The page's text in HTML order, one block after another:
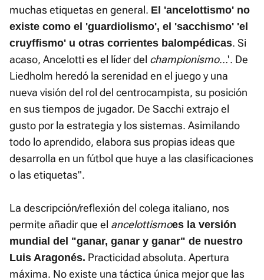
muchas etiquetas en general. El 'ancelottismo' no
existe como el 'guardiolismo', el 'sacchismo' 'el
cruyffismo' u otras corrientes balompédicas. Si
acaso, Ancelotti es el líder del championismo…'. De
Liedholm heredó la serenidad en el juego y una
nueva visión del rol del centrocampista, su posición
en sus tiempos de jugador. De Sacchi extrajo el
gusto por la estrategia y los sistemas. Asimilando
todo lo aprendido, elabora sus propias ideas que
desarrolla en un fútbol que huye a las clasificaciones
o las etiquetas".
La descripción/reflexión del colega italiano, nos
permite añadir que el ancelottismoes la versión
mundial del "ganar, ganar y ganar" de nuestro
Luis Aragonés. Practicidad absoluta. Apertura
máxima. No existe una táctica única mejor que las